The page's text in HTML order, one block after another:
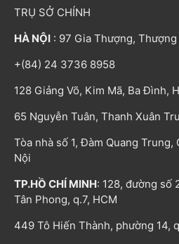
TRỤ SỞ CHÍNH
HÀ NỘI : 97 Gia Thượng,
+(84) 24 3736 8958
128 Giảng Võ, Kim Mã, Ba Đình,
65 Nguyễn Tuân, Thanh Xuân
Tòa nhà số 1, Đàm Quang Trung,
Nội
TP.HỒ CHÍ MINH: 128, đường số
Tân Phong, q.7, HCM
449 Tô Hiến Thành, phường 14,